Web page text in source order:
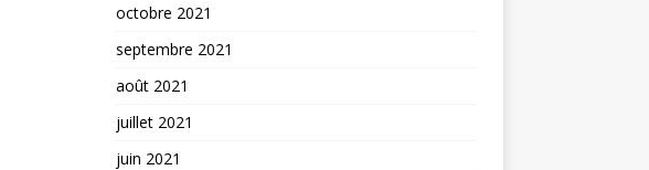
octobre 2021
septembre 2021
août 2021
juillet 2021
juin 2021